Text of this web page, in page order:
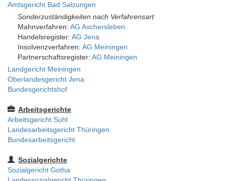
Amtsgericht Bad Salzungen
Sonderzuständigkeiten nach Verfahrensart
Mahnverfahren: AG Aschersleben
Handelsregister: AG Jena
Insolvenzverfahren: AG Meiningen
Partnerschaftsregister: AG Meiningen
Landgericht Meiningen
Oberlandesgericht Jena
Bundesgerichtshof
Arbeitsgerichte
Arbeitsgericht Suhl
Landesarbeitsgericht Thüringen
Bundesarbeitsgericht
Sozialgerichte
Sozialgericht Gotha